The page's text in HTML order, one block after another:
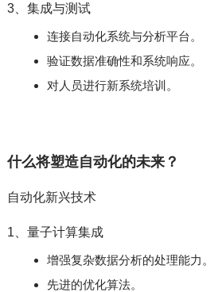
3、集成与测试
连接自动化系统与分析平台。
验证数据准确性和系统响应。
对人员进行新系统培训。
什么将塑造自动化的未来？
自动化新兴技术
1、量子计算集成
增强复杂数据分析的处理能力。
先进的优化算法。